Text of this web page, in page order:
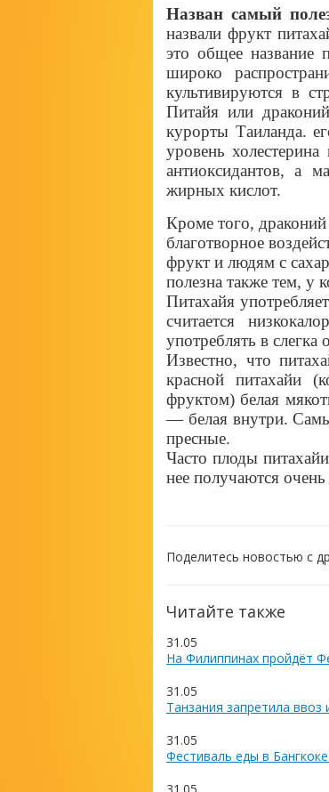
Назван самый
назвали фрукт
это общее название
широко
культивируются в
Питайя или
курорты Таиланда.
уровень
антиоксидантов, а
жирных кислот.
Кроме того,
благотворное
фрукт и людям с
полезна также тем, у
Питахайя
считается
употреблять в
Известно, что
красной питахайи
фруктом) белая
— белая внутри.
пресные.
Часто плоды
нее получаются
Поделитесь новостью с
Читайте также
31.05
На Филиппинах пройдёт
31.05
Танзания запретила ввоз
31.05
Фестиваль еды в